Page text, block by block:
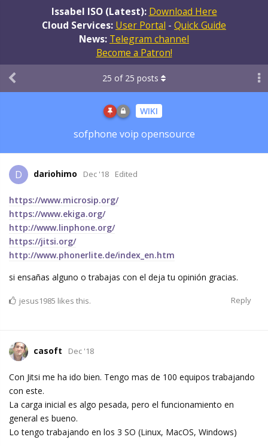
Issabel ISO (Latest): Download Here
Cloud Services: User Portal - Quick Guide
News: Telegram channel
Become a Patron!
WIKI
sofphone voip opensource
25 of 25 posts
D dariohimo Dec '18 Edited
https://www.microsip.org/
https://www.ekiga.org/
http://www.linphone.org/
https://jitsi.org/
http://www.phonerlite.de/index_en.htm
si ensañas alguno o trabajas con el deja tu opinión gracias.
Reply
jesus1985 likes this.
casoft Dec '18
Con Jitsi me ha ido bien. Tengo mas de 100 equipos trabajando
con este.
La carga inicial es algo pesada, pero el funcionamiento en
general es bueno.
Lo tengo trabajando en los 3 SO (Linux, MacOS, Windows)